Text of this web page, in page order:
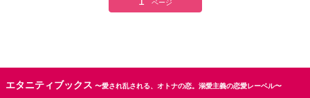
ページ
エタニティブックス 〜愛され乱される、オトナの恋。溺愛主義の恋愛レーベル〜